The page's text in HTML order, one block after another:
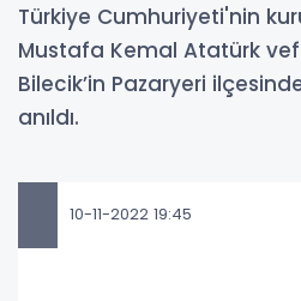
Türkiye Cumhuriyeti'nin
Mustafa Kemal Atatürk
Bilecik’in Pazaryeri
anıldı.
10-11-2022 19:45